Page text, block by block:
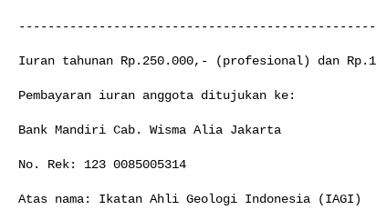
Iuran tahunan Rp.250.000,- (profesional) dan
Pembayaran iuran anggota ditujukan ke:
Bank Mandiri Cab. Wisma Alia Jakarta
No. Rek: 123 0085005314
Atas nama: Ikatan Ahli Geologi Indonesia (IAGI)